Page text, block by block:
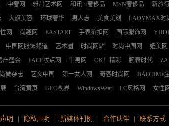
中奢网 雅昌艺术网 和讯 - 奢侈品 MSN奢侈品 新旅
大旗美容 环球奢华 男人志 美食美刻 LADYMAX时
网 尚趣网 EASTART 手表折扣网 国际服饰网
中国网服饰频道 艺术圈 时尚网站 时尚中国网 媲美网
产盛会 FACE妆点网 牛男网 OK！精彩 腕表时代
微杂志 艺文中国 第一女人网 奇客时尚网 BAOTIME
台湾黄页 GEO视界 WindowsWear LC风格网 女性
明 | 隐私声明 | 新媒体刊例 | 合作伙伴| 联系方式